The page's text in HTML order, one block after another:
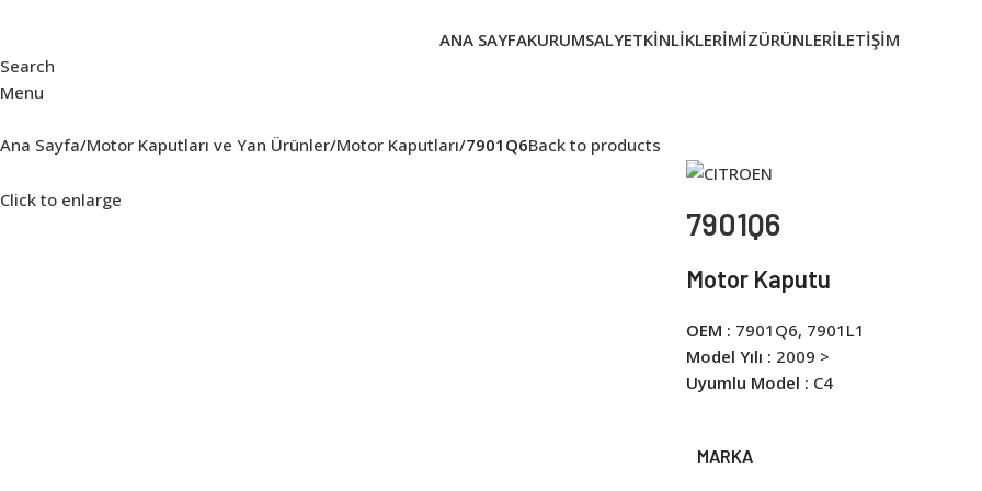
ANA SAYFAKURUMSALYETKINLIKLERIMIZÜRÜNLERİLETIŞIM
Search
Menu
Ana Sayfa Motor Kaputları ve Yan Ürünler Motor Kaputları 7901Q6Back to products
Click to enlarge
7901Q6
Motor Kaputu
OEM : 7901Q6, 7901L1
Model Yılı : 2009 >
Uyumlu Model : C4
MARKA